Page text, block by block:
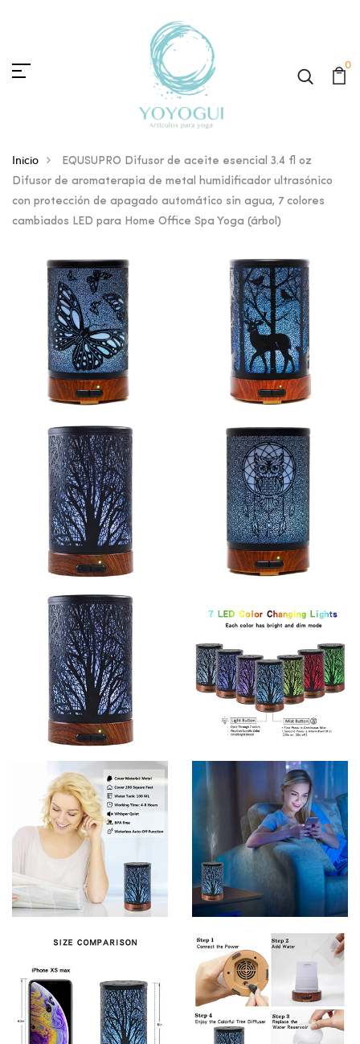
0
Inicio
EQUSUPRO Difusor de aceite esencial 3.4 fl oz
Difusor de aromaterapia de metal humidificador ultrasónico
con protección de apagado automático sin agua, 7 colores
cambiados LED para Home Office Spa Yoga (árbol)